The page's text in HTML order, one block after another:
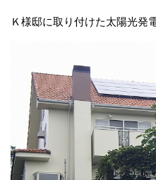
Ｋ様邸に取り付けた太陽光発